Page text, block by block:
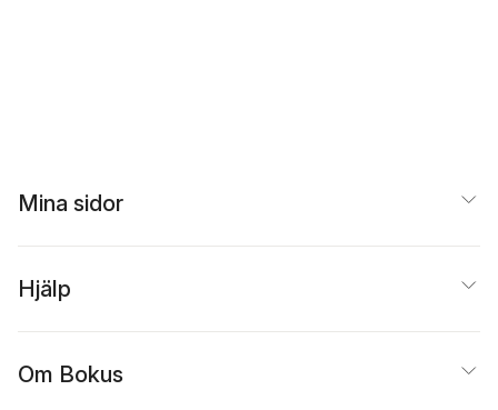
Mina sidor
Hjälp
Om Bokus